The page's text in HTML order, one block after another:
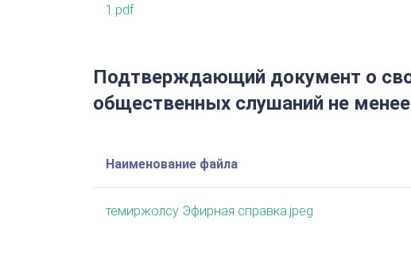
1.pdf
Подтверждающий документ о
общественных слушаний не
Наименование файла
темиржолсу Эфирная справка.jpeg